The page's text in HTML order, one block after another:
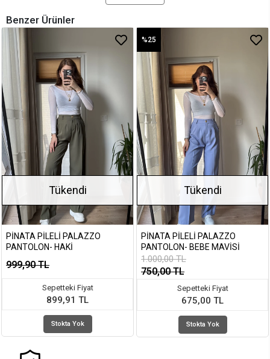
Benzer Ürünler
Tükendi
PINATA PILELI PALAZZO
PANTOLON- HAKI
999,90 TL
Sepetteki Fiyat
899,91 TL
Stokta Yok
Tükendi
PINATA PILELI PALAZZO
PANTOLON- BEBE MAVISI
%25
1.000,00 TL
750,00 TL
Sepetteki Fiyat
675,00 TL
Stokta Yok